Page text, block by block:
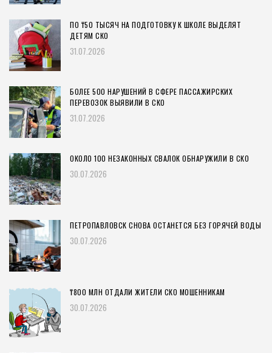
ПО ₸50 ТЫСЯЧ НА ПОДГОТОВКУ К ШКОЛЕ ВЫДЕЛЯТ
ДЕТЯМ СКО
31.07.2026
БОЛЕЕ 500 НАРУШЕНИЙ В СФЕРЕ ПАССАЖИРСКИХ
ПЕРЕВОЗОК ВЫЯВИЛИ В СКО
31.07.2026
ОКОЛО 100 НЕЗАКОННЫХ СВАЛОК ОБНАРУЖИЛИ В СКО
30.07.2026
ПЕТРОПАВЛОВСК СНОВА ОСТАНЕТСЯ БЕЗ ГОРЯЧЕЙ ВОДЫ
30.07.2026
₸800 МЛН ОТДАЛИ ЖИТЕЛИ СКО МОШЕННИКАМ
30.07.2026